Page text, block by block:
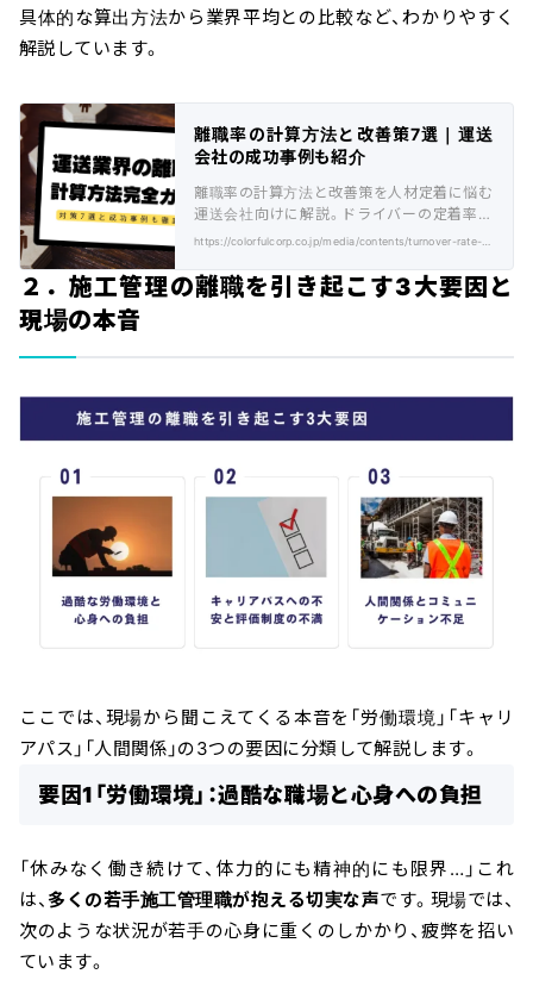
具体的な算出方法から業界平均との比較など、わかりやすく
解説しています。
離職率の計算方法と改善策7選｜運送
会社の成功事例も紹介
離職率の計算方法と改善策を人材定着に悩む
運送会社向けに解説。ドライバーの定着率を
高める具体的な施策や、業界の成功事例も紹https://colorfulcorp.co.jp/media/contents/turnover-rate-calculation-method/
２．施工管理の離職を引き起こす3大要因と
現場の本音
ここでは、現場から聞こえてくる本音を「労働環境」「キャリ
アパス」「人間関係」の3つの要因に分類して解説します。
要因1「労働環境」：過酷な職場と心身への負担
「休みなく働き続けて、体力的にも精神的にも限界…」これ
は、 多くの若手施工管理職が抱える切実な声です。現場では、
次のような状況が若手の心身に重くのしかかり、疲弊を招い
ています。